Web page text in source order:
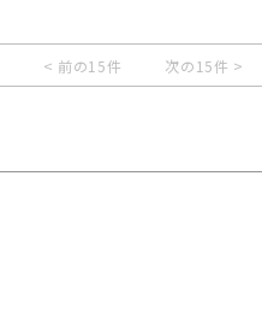
< 前の15件 次の15件 >